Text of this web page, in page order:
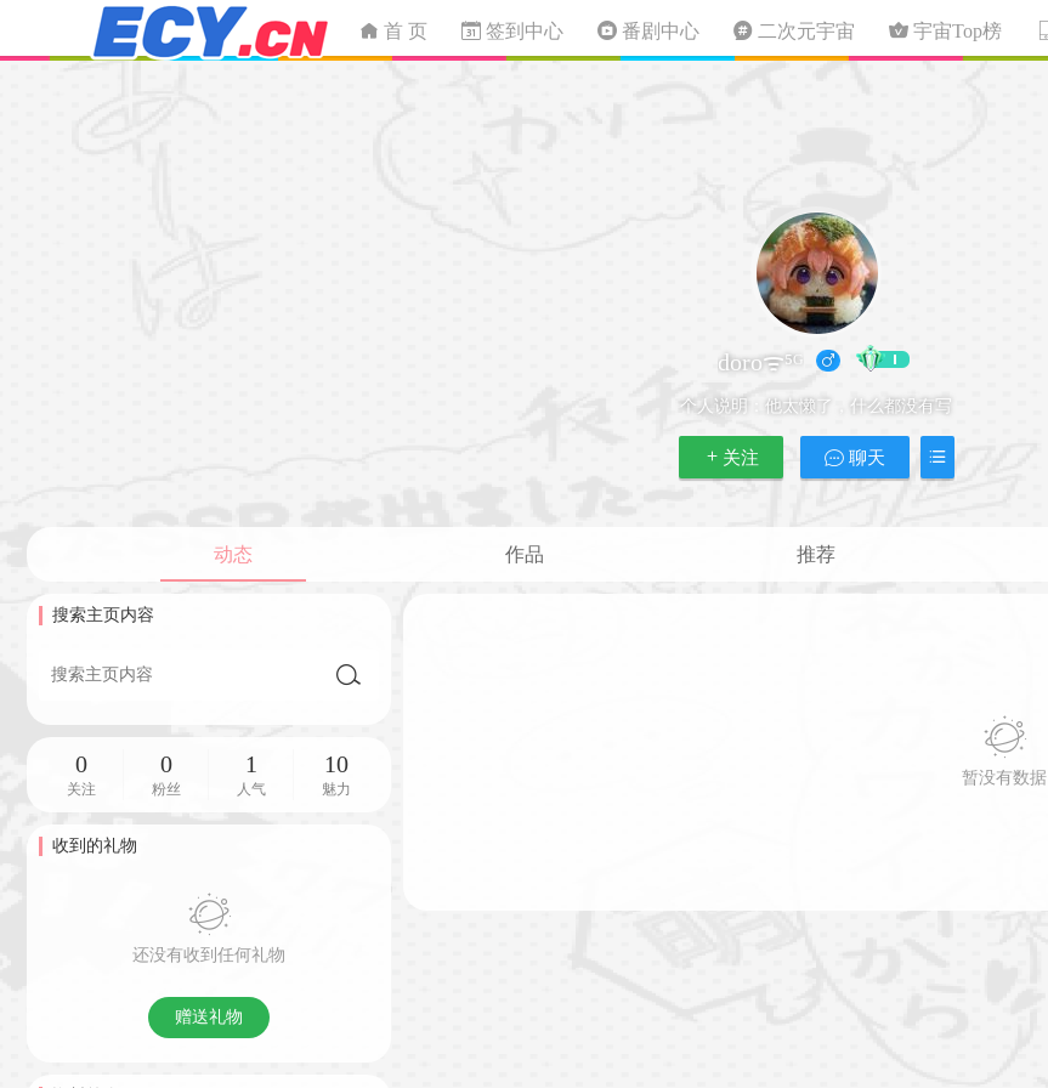
首 页 签到中心 番剧中心 二次元宇宙 宇宙Top榜
doroᯤ⁵ᴳ
个人说明： 他太懒了，什么都没有写
关注 聊天
动态 作品 推荐
搜索主页内容
0
关注
0
粉丝
1
人气
10
魅力
收到的礼物
还没有收到任何礼物
赠送礼物
暂没有数据